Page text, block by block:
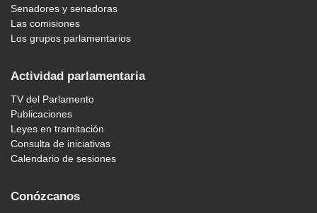
Senadores y senadoras
Las comisiones
Los grupos parlamentarios
Actividad parlamentaria
TV del Parlamento
Publicaciones
Leyes en tramitación
Consulta de iniciativas
Calendario de sesiones
Conózcanos